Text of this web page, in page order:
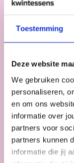
Toestemming
Deze website
We gebruiken
personaliseren,
en om ons
informatie over
partners voor
partners kunnen
informatie die jij
Kind op
Bijbelverhalen
te vertellen wat
kinderen kennis
verhalen hen
► Lees verder